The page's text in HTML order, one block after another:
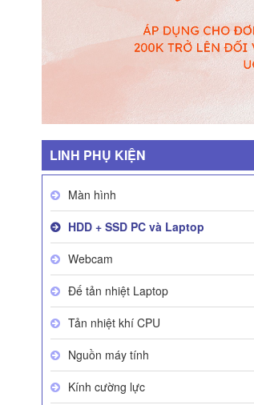
LINH PHỤ KIỆN
Màn hình
HDD + SSD PC và Laptop
Webcam
Đế tản nhiệt Laptop
Tản nhiệt khí CPU
Nguồn máy tính
Kính cường lực